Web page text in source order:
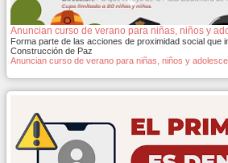
Anuncian curso de verano para niñas, niños y
Forma parte de las acciones de proximidad social que
Construcción de Paz
Anuncian curso de verano para niñas, niños y